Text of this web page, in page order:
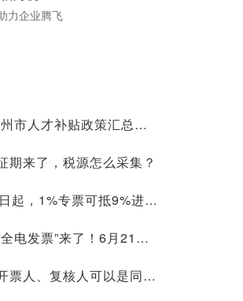
力企业腾飞
2022年最新版杭州市人才补贴政策汇总！附最全人才分类标准，抓紧申领你的补贴！
期来了，税源怎么采集？
税局明确！4月1日起，1%专票可抵9%进项！这6种普票也能抵扣进项税！
税务部门通知！“全电发票”来了！6月21日正式执行！
​官方明确回复！开票人、复核人可以是同一个人吗？ 开票人能写管理员吗？